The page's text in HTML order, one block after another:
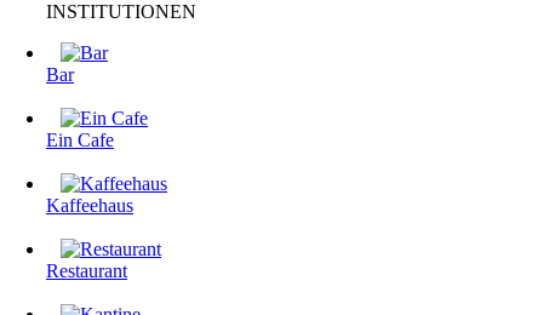
INSTITUTIONEN
Bar
Ein Cafe
Kaffeehaus
Restaurant